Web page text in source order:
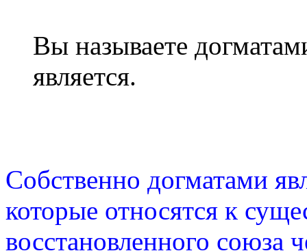
Вы называете
является.
Собственно догматами
которые относятся к
восстановленного союза